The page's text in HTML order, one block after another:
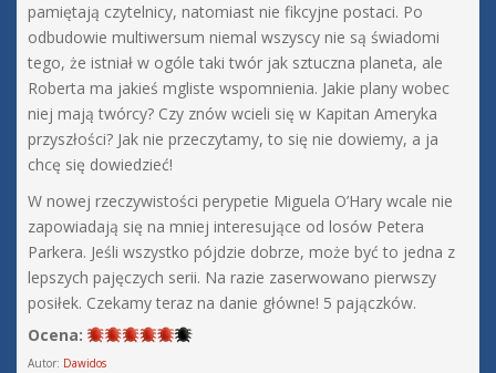
pamiętają czytelnicy, natomiast nie fikcyjne postaci. Po
odbudowie multiwersum niemal wszyscy nie są świadomi
tego, że istniał w ogóle taki twór jak sztuczna planeta, ale
Roberta ma jakieś mgliste wspomnienia. Jakie plany wobec
niej mają twórcy? Czy znów wcieli się w Kapitan Ameryka
przyszłości? Jak nie przeczytamy, to się nie dowiemy, a ja
chcę się dowiedzieć!
W nowej rzeczywistości perypetie Miguela O’Hary wcale nie
zapowiadają się na mniej interesujące od losów Petera
Parkera. Jeśli wszystko pójdzie dobrze, może być to jedna z
lepszych pajęczych serii. Na razie zaserwowano pierwszy
posiłek. Czekamy teraz na danie główne! 5 pajączków.
Ocena:
Autor: Dawidos